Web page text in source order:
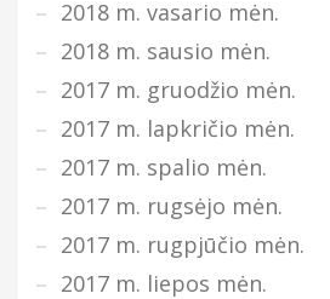
2018 m. vasario mėn.
2018 m. sausio mėn.
2017 m. gruodžio mėn.
2017 m. lapkričio mėn.
2017 m. spalio mėn.
2017 m. rugsėjo mėn.
2017 m. rugpjūčio mėn.
2017 m. liepos mėn.